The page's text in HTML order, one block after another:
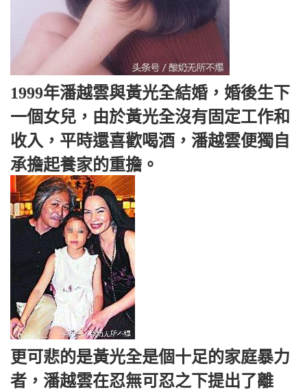
1999年潘越雲與黃光全結婚，婚後生下
一個女兒，由於黃光全沒有固定工作和
收入，平時還喜歡喝酒，潘越雲便獨自
承擔起養家的重擔。
更可悲的是黃光全是個十足的家庭暴力
者，潘越雲在忍無可忍之下提出了離